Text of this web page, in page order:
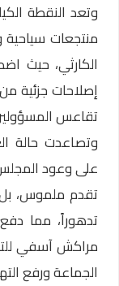
منتجعات سياحية
الكارثي، حيث
إصلاحات جزئية
تقاعس
وتصاعدت حالة
على وعود
تقدم ملموس،
تدهوراً، مما
مراكش آسفي
الجماعة ورفع